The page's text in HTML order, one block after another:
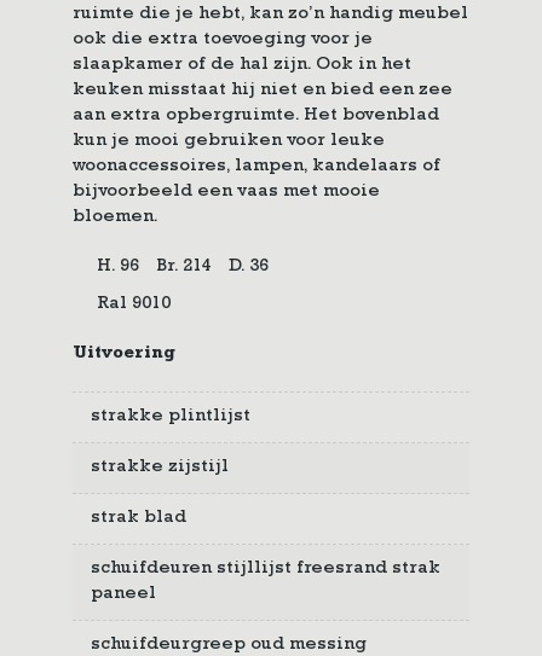
ruimte die je hebt, kan zo’n handig meubel
ook die extra toevoeging voor je
slaapkamer of de hal zijn. Ook in het
keuken misstaat hij niet en bied een zee
aan extra opbergruimte. Het bovenblad
kun je mooi gebruiken voor leuke
woonaccessoires, lampen, kandelaars of
bijvoorbeeld een vaas met mooie
bloemen.
H. 96 Br. 214 D. 36
Ral 9010
Uitvoering
strakke plintlijst
strakke zijstijl
strak blad
schuifdeuren stijllijst freesrand strak
paneel
schuifdeurgreep oud messing